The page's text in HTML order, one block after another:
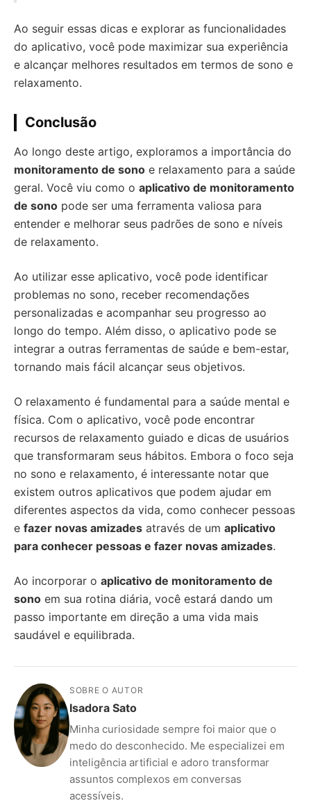
Ao seguir essas dicas e explorar as funcionalidades
do aplicativo, você pode maximizar sua experiência
e alcançar melhores resultados em termos de sono e
relaxamento.
Conclusão
Ao longo deste artigo, exploramos a importância do
monitoramento de sono e relaxamento para a saúde
geral. Você viu como o aplicativo de monitoramento
de sono pode ser uma ferramenta valiosa para
entender e melhorar seus padrões de sono e níveis
de relaxamento.
Ao utilizar esse aplicativo, você pode identificar
problemas no sono, receber recomendações
personalizadas e acompanhar seu progresso ao
longo do tempo. Além disso, o aplicativo pode se
integrar a outras ferramentas de saúde e bem-estar,
tornando mais fácil alcançar seus objetivos.
O relaxamento é fundamental para a saúde mental e
física. Com o aplicativo, você pode encontrar
recursos de relaxamento guiado e dicas de usuários
que transformaram seus hábitos. Embora o foco seja
no sono e relaxamento, é interessante notar que
existem outros aplicativos que podem ajudar em
diferentes aspectos da vida, como conhecer pessoas
e fazer novas amizades através de um aplicativo
para conhecer pessoas e fazer novas amizades.
Ao incorporar o aplicativo de monitoramento de
sono em sua rotina diária, você estará dando um
passo importante em direção a uma vida mais
saudável e equilibrada.
SOBRE O AUTOR
Isadora Sato
Minha curiosidade sempre foi maior que o
medo do desconhecido. Me especializei em
inteligência artificial e adoro transformar
assuntos complexos em conversas
acessíveis.